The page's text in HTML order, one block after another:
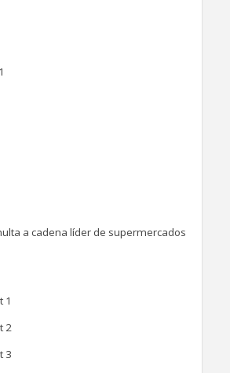
a cadena líder de supermercados
1
2
3